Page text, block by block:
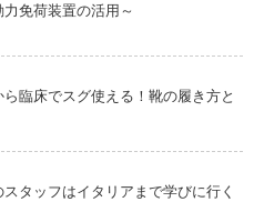
免荷装置の活用～
臨床でスグ使える！靴の履き方と
タッフはイタリアまで学びに行く